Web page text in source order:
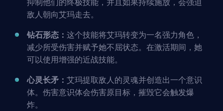
敌人朝向艾玛走去。
钻石形态： 这个技能将艾玛转变为一名强力角色，
减少所受伤害并赋予她不屈状态。在激活期间，她
可以使用增强的近战技能。
心灵长矛： 艾玛提取敌人的灵魂并创造出一个意识
体。伤害意识体会伤害原目标，摧毁它会触发爆
炸。